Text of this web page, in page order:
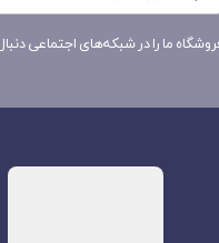
ما را در شبکه‌های اجتماعی